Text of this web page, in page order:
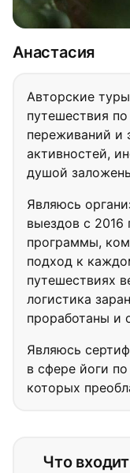
Анастасия
Авторские
путешествия
переживаний и
активностей,
душой
Являюсь
выездов с
программы,
подход к
путешествиях
логистика
проработаны и
Являюсь
в сфере йоги
которых
Что